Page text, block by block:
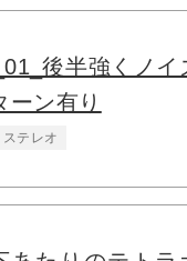
後半強くノイ
ーン有り
ステレオ